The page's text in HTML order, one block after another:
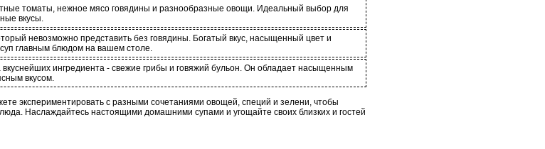
томаты, нежное мясо говядины и разнообразные овощи. Идеальный выбор для
вкусы.
невозможно представить без говядины. Богатый вкус, насыщенный цвет и
главным блюдом на вашем столе.
ингредиента - свежие грибы и говяжий бульон. Он обладает насыщенным
вкусом.
экспериментировать с разными сочетаниями овощей, специй и зелени, чтобы
Наслаждайтесь настоящими домашними супами и угощайте своих близких и гостей